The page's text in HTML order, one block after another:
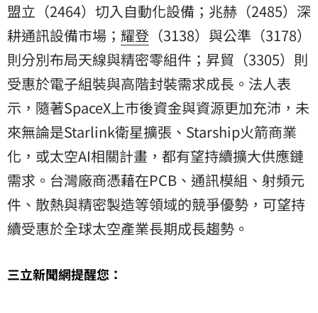
盟立（2464）切入自動化設備；兆赫（2485）深
耕通訊設備市場； 耀登 （3138）與公準（3178）
則分別布局天線與精密零組件；昇貿（3305）則
受惠於電子組裝與高階封裝需求成長。法人表
示，隨著SpaceX上市後資金與資源更加充沛，未
來無論是Starlink衛星擴張、Starship火箭商業
化，或太空AI相關計畫，都有望持續擴大供應鏈
需求。台灣廠商憑藉在PCB、通訊模組、射頻元
件、散熱與精密製造等領域的競爭優勢，可望持
續受惠於全球太空產業長期成長趨勢。
三立新聞網提醒您：